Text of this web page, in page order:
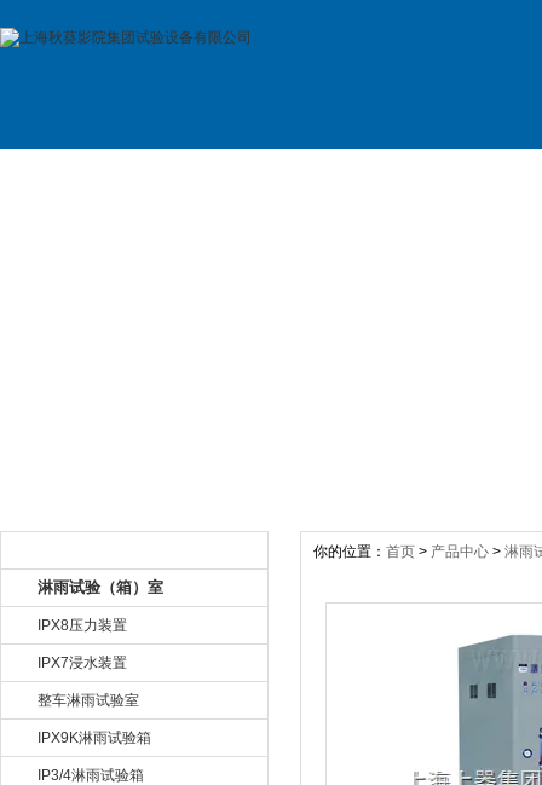
淋雨试验（箱）室
IPX8压力装置
IPX7浸水装置
整车淋雨试验室
IPX9K淋雨试验箱
IP3/4淋雨试验箱
你的位置： 首页 > 产品中心 > 淋雨